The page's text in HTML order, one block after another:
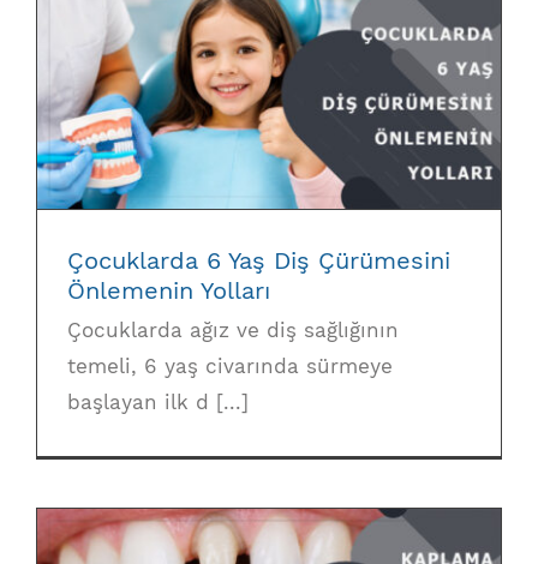
Çocuklarda 6 Yaş Diş Çürümesini
Önlemenin Yolları
Çocuklarda 6 Yaş Diş Çürümesini
Önlemenin Yolları
Çocuklarda ağız ve diş sağlığının
temeli, 6 yaş civarında sürmeye
başlayan ilk d [...]